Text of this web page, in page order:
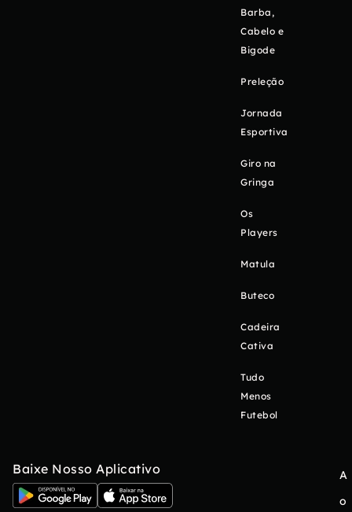
Barba,
Cabelo e
Bigode
Preleção
Jornada
Esportiva
Giro na
Gringa
Os
Players
Matula
Buteco
Cadeira
Cativa
Tudo
Menos
Futebol
Baixe Nosso Aplicativo
A
o